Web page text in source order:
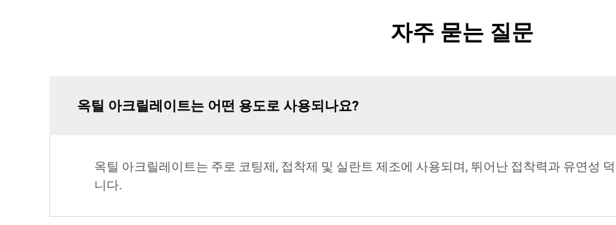
자주 묻는 질문
옥틸 아크릴레이트는 어떤 용도로 사용되나요?
옥틸 아크릴레이트는 주로 코팅제, 접착제 및 실란트 제조에 사용되며, 뛰어난 접착력과 유연성
니다.